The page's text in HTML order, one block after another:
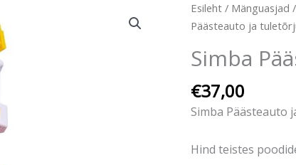
Esileht / Mänguasjad /
Päästeauto ja
Simba
€37,00
Simba Päästeauto
Hind teistes